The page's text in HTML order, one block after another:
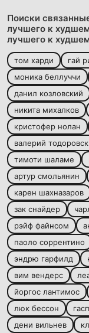
Поиски
лучшего к
лучшего к
том харди гай
моника беллуччи
данил козловский
никита михалков
кристофер нолан
валерий
тимоти шаламе
артур смольянин
карен шахназаров
зак снайдер
рэйф файнсом
паоло соррентино
эндрю гарфилд
вим вендерс
йоргос лантимос
люк бессон
дени вильнев